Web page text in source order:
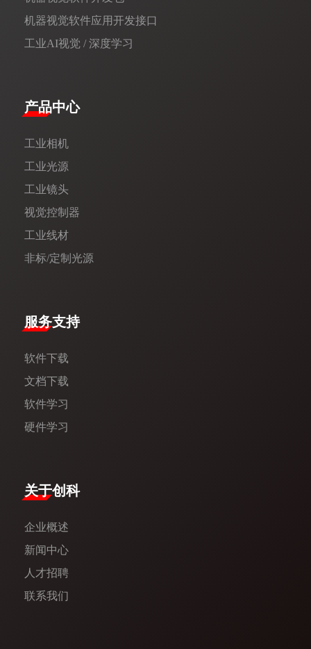
机器视觉软件应用开发接口
工业AI视觉 / 深度学习
产品中心
工业相机
工业光源
工业镜头
视觉控制器
工业线材
非标/定制光源
服务支持
软件下载
文档下载
软件学习
硬件学习
​关于创科​
企业概述
新闻中心​
人才招聘
联系我们